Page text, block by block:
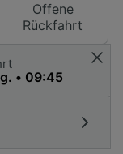
Offene
Rückfahrt